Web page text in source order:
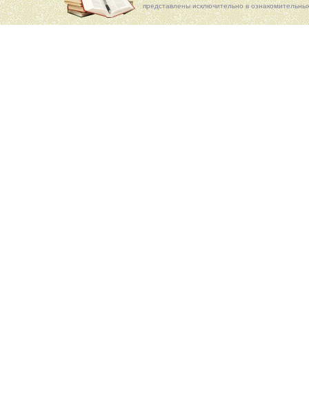
представлены исключительно в